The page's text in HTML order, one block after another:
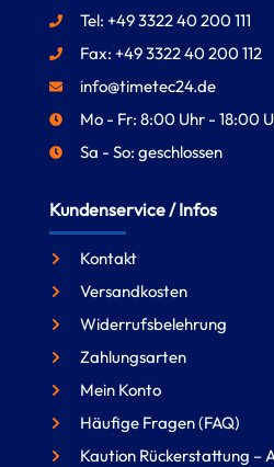
Tel: +49 3322 40 200 111
Fax: +49 3322 40 200 112
info@timetec24.de
Mo - Fr: 8:00 Uhr - 18:00
Sa - So: geschlossen
Kundenservice / Infos
Kontakt
Versandkosten
Widerrufsbelehrung
Zahlungsarten
Mein Konto
Häufige Fragen (FAQ)
Kaution Rückerstattung –